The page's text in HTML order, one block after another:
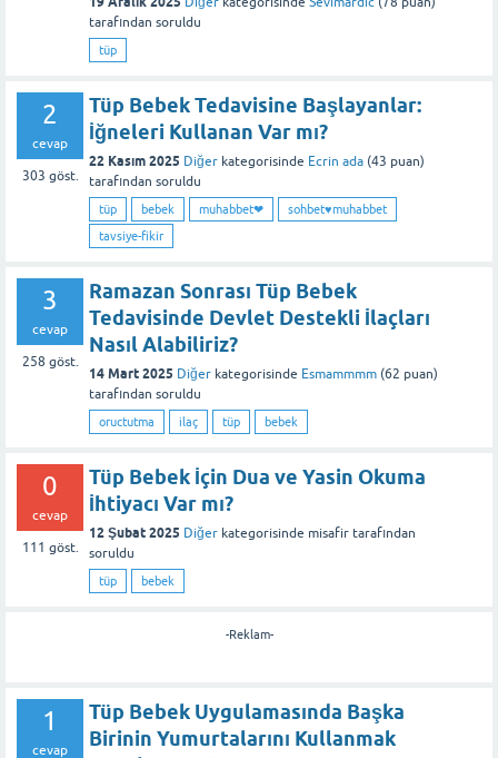
tarafından soruldu
tüp
2
cevap
303 göst.
Tüp Bebek Tedavisine Başlayanlar:
İğneleri Kullanan Var mı?
22 Kasım 2025 Diğer kategorisinde Ecrin ada (43 puan)
tarafından soruldu
tüp bebek muhabbet❤
sohbet♥️muhabbet
tavsiye-fikir
3
cevap
258 göst.
Ramazan Sonrası Tüp Bebek
Tedavisinde Devlet Destekli İlaçları
Nasıl Alabiliriz?
14 Mart 2025 Diğer kategorisinde Esmammmm (62 puan)
tarafından soruldu
oructutma ilaç tüp bebek
0
cevap
111 göst.
Tüp Bebek İçin Dua ve Yasin Okuma
İhtiyacı Var mı?
12 Şubat 2025 Diğer kategorisinde misafir tarafından
soruldu
tüp bebek
-Reklam-
1
cevap
Tüp Bebek Uygulamasında Başka
Birinin Yumurtalarını Kullanmak